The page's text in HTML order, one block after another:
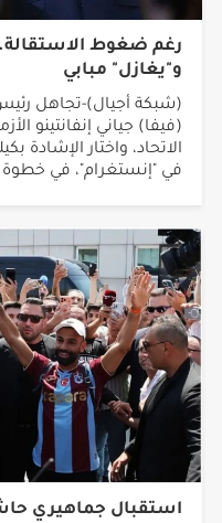
رغم ضغوط
و"يغازل" مبابي
(شبكة أجيال)-تجاهل رئيس
(فيفا) جياني إنفانتينو
الاتحاد، واختار الإشادة
في "إنستغرام"، في
استقبال جماهيري